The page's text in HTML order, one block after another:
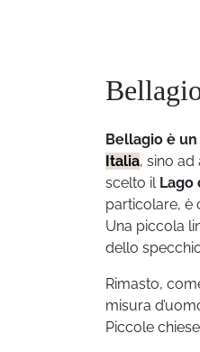
Bellagio è
Italia, sino
scelto il Lago
particolare, è
Una piccola
dello
Rimasto,
misura
Piccole